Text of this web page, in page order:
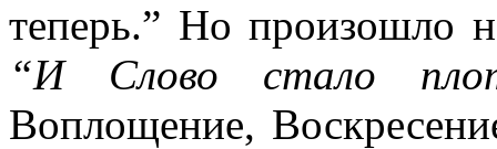
теперь.” Но произошло
“И Слово стало
Воплощение,